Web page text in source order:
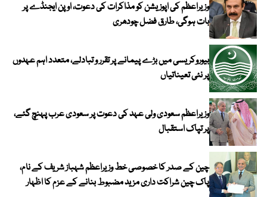
وزیراعظم کی اپوزیشن کو مذاکرات کی دعوت، اوپن ایجنڈے پر
بات ہوگی، طارق فضل چودھری
بیوروکریسی میں بڑے پیمانے پر تقرر و تبادلے، متعدد اہم عہدوں
پر نئی تعیناتیاں
وزیراعظم سعودی ولی عہد کی دعوت پر سعودی عرب پہنچ گئے،
پر تپاک استقبال
چین کے صدر کا خصوصی خط وزیراعظم شہباز شریف کے نام،
پاک چین شراکت داری مزید مضبوط بنانے کے عزم کا اظہار